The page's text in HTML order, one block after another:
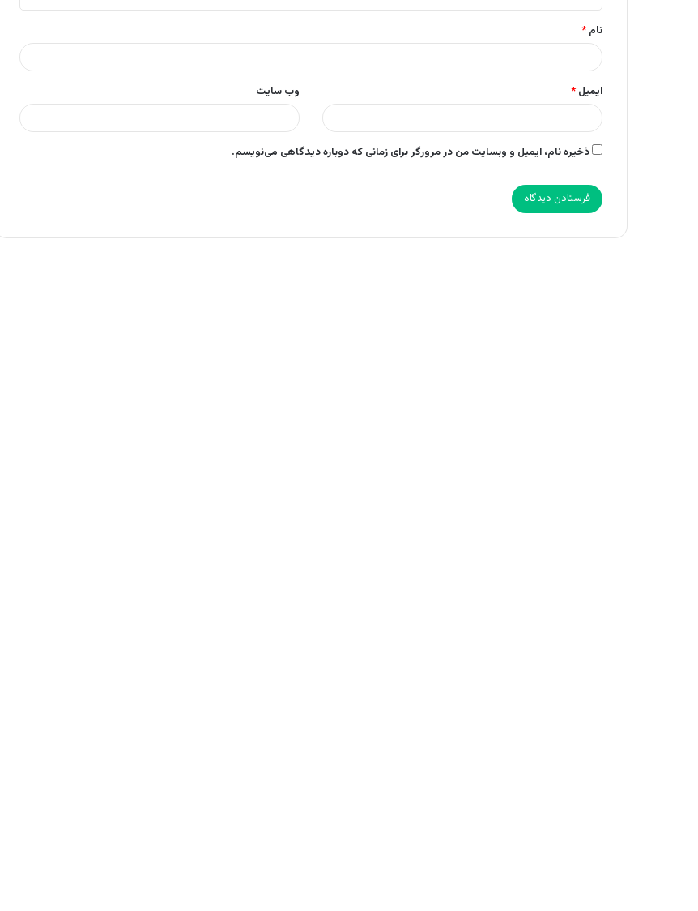
*
نام *
ایمیل * وب‌ سایت
ذخیره نام، ایمیل و وبسایت من در مرورگر برای زمانی که دوباره دیدگاهی می‌نویسم.